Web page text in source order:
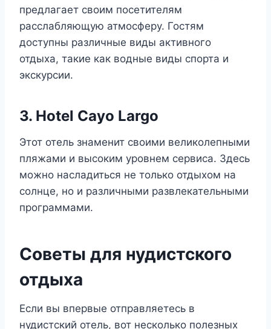
предлагает своим посетителям
расслабляющую атмосферу. Гостям
доступны различные виды активного
отдыха, такие как водные виды спорта и
экскурсии.
3. Hotel Cayo Largo
Этот отель знаменит своими великолепными
пляжами и высоким уровнем сервиса. Здесь
можно насладиться не только отдыхом на
солнце, но и различными развлекательными
программами.
Советы для нудистского
отдыха
Если вы впервые отправляетесь в
нудистский отель, вот несколько полезных